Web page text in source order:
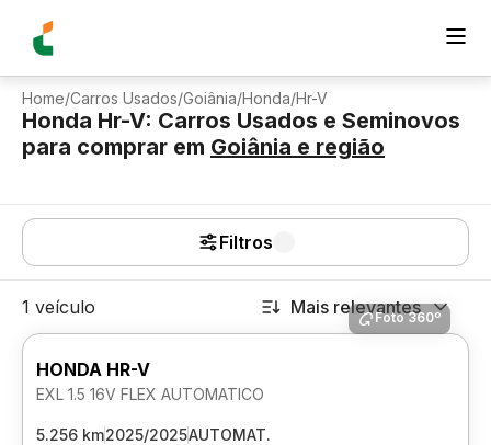
Home/Carros Usados/Goiânia/Honda/Hr-V
Honda Hr-V: Carros Usados e Seminovos
para comprar em Goiânia e região
Filtros
1 veículo Mais relevantes
Foto 360º
HONDA HR-V
EXL 1.5 16V FLEX AUTOMATICO
5.256 km2025/2025AUTOMAT.